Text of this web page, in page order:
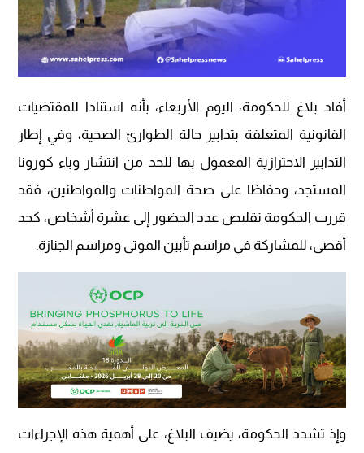
أفاد بلاغ للحكومة، اليوم الأربعاء، بأنه استنادا للمقتضيات
القانونية المتعلقة بتدابير حالة الطوارئ الصحية، وفي إطار
التدابير الاحترازية المعمول بها للحد من انتشار وباء كورونا
المستجد، وحفاظا على صحة المواطنات والمواطنين، فقد
قررت الحكومة تقليص عدد الحضور إلى عشرة أشخاص، كحد
أقصى، للمشاركة في مراسم تأبين الموتى ومراسم الجنازة.
وإذ تشدد الحكومة، يضيف البلاغ، على أهمية هذه الإجراءات